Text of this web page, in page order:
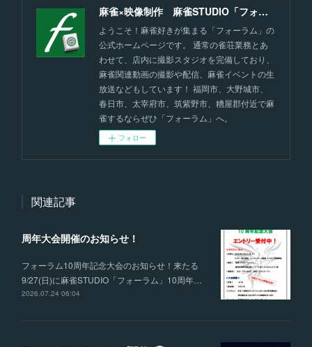
麻雀×映像制作 麻雀STUDIO「フォーラム」福岡
ようこそ！麻雀好きが集まる「フォーラム」の
公式ホームページです。 通常の雀荘業務とあ
わせて、店内に撮影スタジオを完備しており、
麻雀関連動画の撮影や配信、麻雀イベントの生
放送などもしています！ 福岡市、大野城市、
春日市、太宰府市、筑紫野市、糟屋郡付近で麻
雀するならぜひ「フォーラム」へ。
フォロー
関連記事
周年大会開催のお知らせ！
フォーラム10周年記念大会のお知らせ！来たる
9/27(日)に麻雀STUDIO「フォーラム」10周年…
2026.07.24 06:04